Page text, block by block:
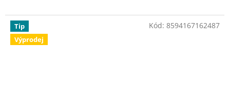
Tip
Výprodej
Kód: 8594167162487